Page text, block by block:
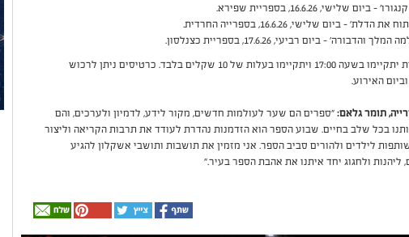
- ביום שלישי, 16.6.26, בספריית שפירא.
את הדלת' - ביום שלישי, 16.6.26, בספרייה החרדית.
והדבורה' - ביום רביעי, 17.6.26, בספריית כצנלסון.
כל ההצגות יתקיימו בשעה 17:00 ויתקיימו בעלות של 10 שקלים בלבד. כרטיסים ניתן לרכוש
האירוע.
תומר גלאם:"ספרים הם שער לעולמות חדשים, מקור לידע, לדמיון ולערכים, והם
בכל שלב בחיים. שבוע הספר הוא הזדמנות נהדרת לעודד את תרבות הקריאה וליצור
לילדים ולהורים סביב הספר. אני מזמין את תושבות ותושבי אשקלון להגיע
ליהנות ולחגוג יחד איתנו את אהבת הספר בעיר."